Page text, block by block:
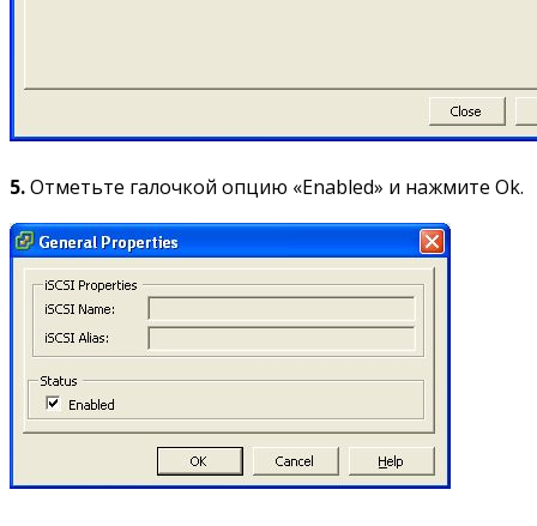
5.Отметьте галочкой опцию «Enabled» и нажмите Ok.